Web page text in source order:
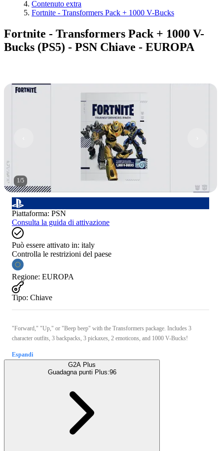
Contenuto extra
Fortnite - Transformers Pack + 1000 V-Bucks
Fortnite - Transformers Pack + 1000 V-
Bucks (PS5) - PSN Chiave - EUROPA
1/5
Piattaforma: PSN
Consulta la guida di attivazione
Può essere attivato in: italy
Controlla le restrizioni del paese
Regione: EUROPA
Tipo: Chiave
"Forward," "Up," or "Beep beep" with the Transformers package. Includes 3
character outfits, 3 backpacks, 3 pickaxes, 2 emoticons, and 1000 V-Bucks!
Espandi
G2A Plus
Guadagna punti Plus:96